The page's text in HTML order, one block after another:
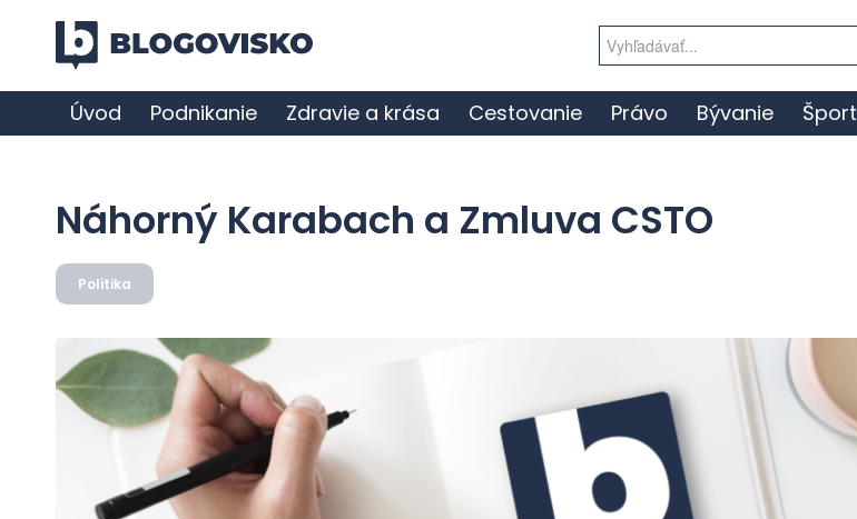
for:
Úvod Podnikanie Zdravie a krása Cestovanie Právo Bývanie Šport
Náhorný Karabach a Zmluva CSTO
Politika